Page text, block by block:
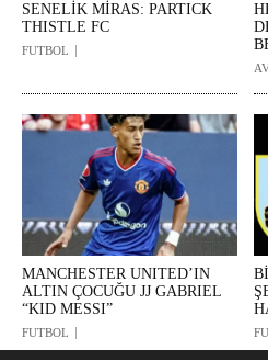
SENELİK MİRAS: PARTICK
THISTLE FC
FUTBOL
MANCHESTER UNITED’IN
ALTIN ÇOCUĞU JJ GABRIEL
“KID MESSI”
FUTBOL